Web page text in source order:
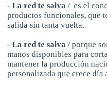
- La red te salva / es el
productos funcionales, que
salida sin tanta vuelta.
- La red te salva / porque
manos disponibles para
mantener la producción
personalizada que crece día